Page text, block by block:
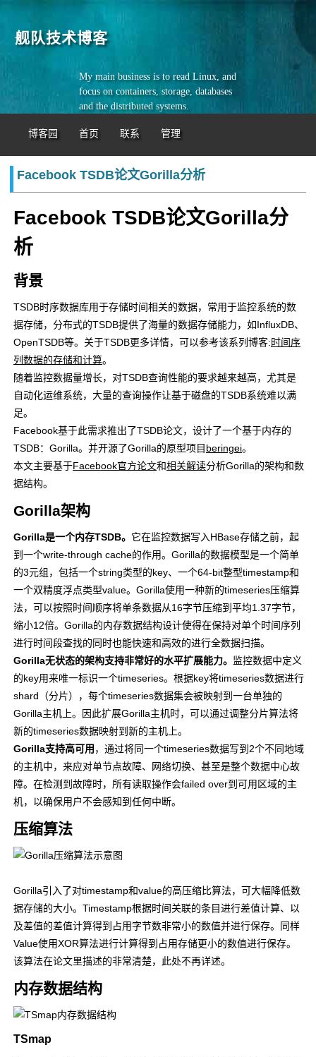
舰队技术博客
My main business is to read Linux, and
focus on containers, storage, databases
and the distributed systems.
博客园 首页 联系 管理
Facebook TSDB论文Gorilla分析
Facebook TSDB论文Gorilla分
析
背景
TSDB时序数据库用于存储时间相关的数据，常用于监控系统的数
据存储，分布式的TSDB提供了海量的数据存储能力，如InfluxDB、
OpenTSDB等。关于TSDB更多详情，可以参考该系列博客:时间序
列数据的存储和计算。
随着监控数据量增长，对TSDB查询性能的要求越来越高，尤其是
自动化运维系统，大量的查询操作让基于磁盘的TSDB系统难以满
足。
Facebook基于此需求推出了TSDB论文，设计了一个基于内存的
TSDB：Gorilla。并开源了Gorilla的原型项目 beringei。
本文主要基于Facebook官方论文和相关解读分析Gorilla的架构和数
据结构。
Gorilla架构
Gorilla是一个内存TSDB。 它在监控数据写入HBase存储之前，起
到一个write-through cache的作用。Gorilla的数据模型是一个简单
的3元组，包括一个string类型的key、一个64-bit整型timestamp和
一个双精度浮点类型value。Gorilla使用一种新的timeseries压缩算
法，可以按照时间顺序将单条数据从16字节压缩到平均1.37字节，
缩小12倍。Gorilla的内存数据结构设计使得在保持对单个时间序列
进行时间段查找的同时也能快速和高效的进行全数据扫描。
Gorilla无状态的架构支持非常好的水平扩展能力。 监控数据中定义
的key用来唯一标识一个timeseries。根据key将timeseries数据进行
shard（分片），每个timeseries数据集会被映射到一台单独的
Gorilla主机上。因此扩展Gorilla主机时，可以通过调整分片算法将
新的timeseries数据映射到新的主机上。
Gorilla支持高可用 ，通过将同一个timeseries数据写到2个不同地域
的主机中，来应对单节点故障、网络切换、甚至是整个数据中心故
障。在检测到故障时，所有读取操作会failed over到可用区域的主
机，以确保用户不会感知到任何中断。
压缩算法
Gorilla引入了对timestamp和value的高压缩比算法，可大幅降低数
据存储的大小。Timestamp根据时间关联的条目进行差值计算、以
及差值的差值计算得到占用字节数非常小的数值并进行保存。同样
Value使用XOR算法进行计算得到占用存储更小的数值进行保存。
该算法在论文里描述的非常清楚，此处不再详述。
内存数据结构
TSmap